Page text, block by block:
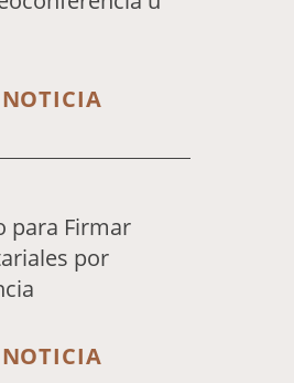
NOTICIA
para Firmar
por
NOTICIA